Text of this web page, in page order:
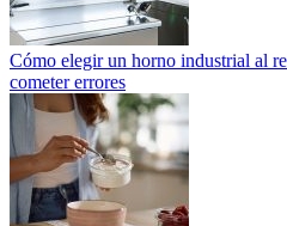
Cómo elegir un horno industrial al
cometer errores